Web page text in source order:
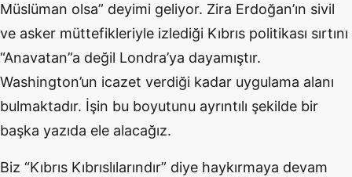
Müslüman olsa” deyimi geliyor. Zira Erdoğan’ın sivil
ve asker müttefikleriyle izlediği Kıbrıs politikası sırtını
“Anavatan”a değil Londra’ya dayamıştır.
Washington’un icazet verdiği kadar uygulama alanı
bulmaktadır. İşin bu boyutunu ayrıntılı şekilde bir
başka yazıda ele alacağız.
Biz “Kıbrıs Kıbrıslılarındır” diye haykırmaya devam